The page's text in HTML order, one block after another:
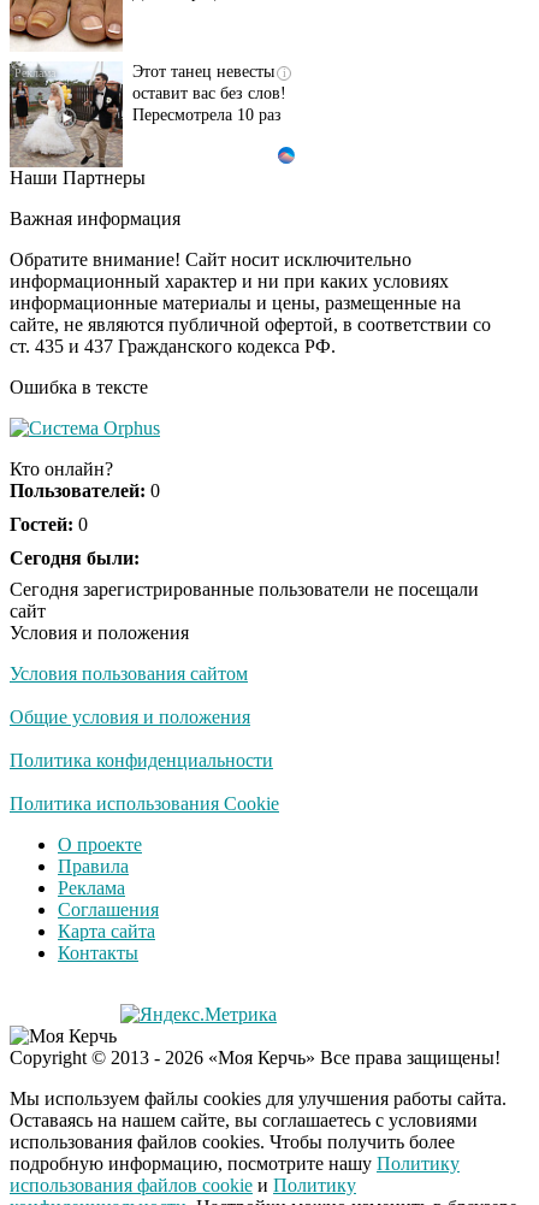
i
Этот танец невесты
оставит вас без слов!
Пересмотрела 10 раз
Ролик длится пару
шоке от увиденного
i
Ролик из Омска: вы
будете смеяться долго
Ржу не переставая, это
Скрытая камера на
люди вытворяют, когда
Ролик длится
смеяться вы будете
Королева вагона
оставит равнодушным
Экс-бойфренд дочери
Борисовой душил ее
из-за макарон
патриотизме
Плющенко отправляет
сына выступать за
Азербайджан
Наши Партнеры
Важная информация
Обратите внимание! Сайт носит исключительно
информационный характер и ни при каких условиях
информационные материалы и цены, размещенные на
сайте, не являются публичной офертой, в соответствии со
ст. 435 и 437 Гражданского кодекса РФ.
Ошибка в тексте
Кто онлайн?
Пользователей: 0
Гостей: 0
Сегодня были:
Сегодня зарегистрированные пользователи не посещали
сайт
Условия и положения
Условия пользования сайтом
Общие условия и положения
Политика конфиденциальности
Политика использования Cookie
О проекте
Правила
Реклама
Соглашения
Карта сайта
Контакты
Copyright © 2013 - 2026 «Моя Керчь» Все права защищены!
Мы используем файлы cookies для улучшения работы сайта.
Оставаясь на нашем сайте, вы соглашаетесь с условиями
использования файлов cookies. Чтобы получить более
подробную информацию, посмотрите нашу Политику
использования файлов cookie и Политику